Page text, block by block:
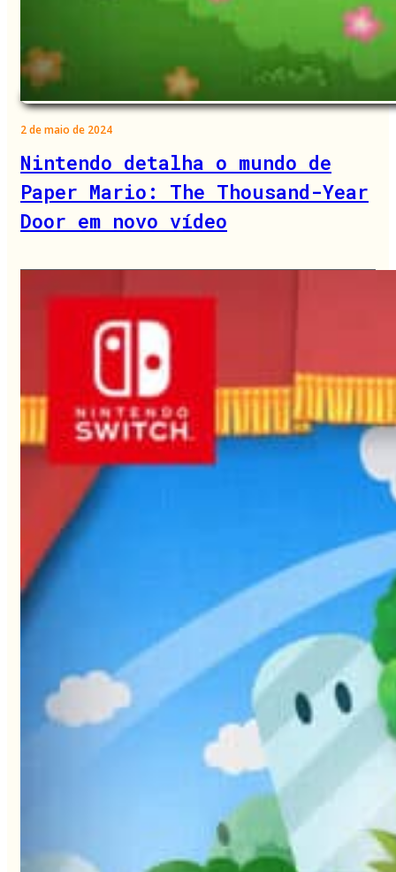
2 de maio de 2024
Nintendo detalha o mundo de
Paper Mario: The Thousand-Year
Door em novo vídeo